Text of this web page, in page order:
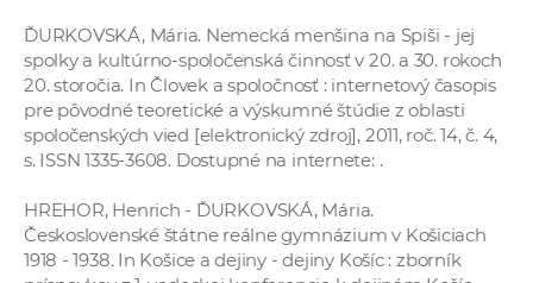
ĎURKOVSKÁ, Mária. Nemecká menšina na Spiši - jej
spolky a kultúrno-spoločenská činnosť v 20. a 30. rokoch
20. storočia. In Človek a spoločnosť : internetový časopis
pre pôvodné teoretické a výskumné štúdie z oblasti
spoločenských vied [elektronický zdroj], 2011, roč. 14, č. 4,
s. ISSN 1335-3608. Dostupné na internete: .
HREHOR, Henrich - ĎURKOVSKÁ, Mária.
Československé štátne reálne gymnázium v Košiciach
1918 - 1938. In Košice a dejiny - dejiny Košíc : zborník